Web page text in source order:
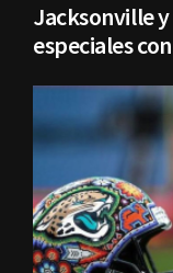
Jacksonville
especiales